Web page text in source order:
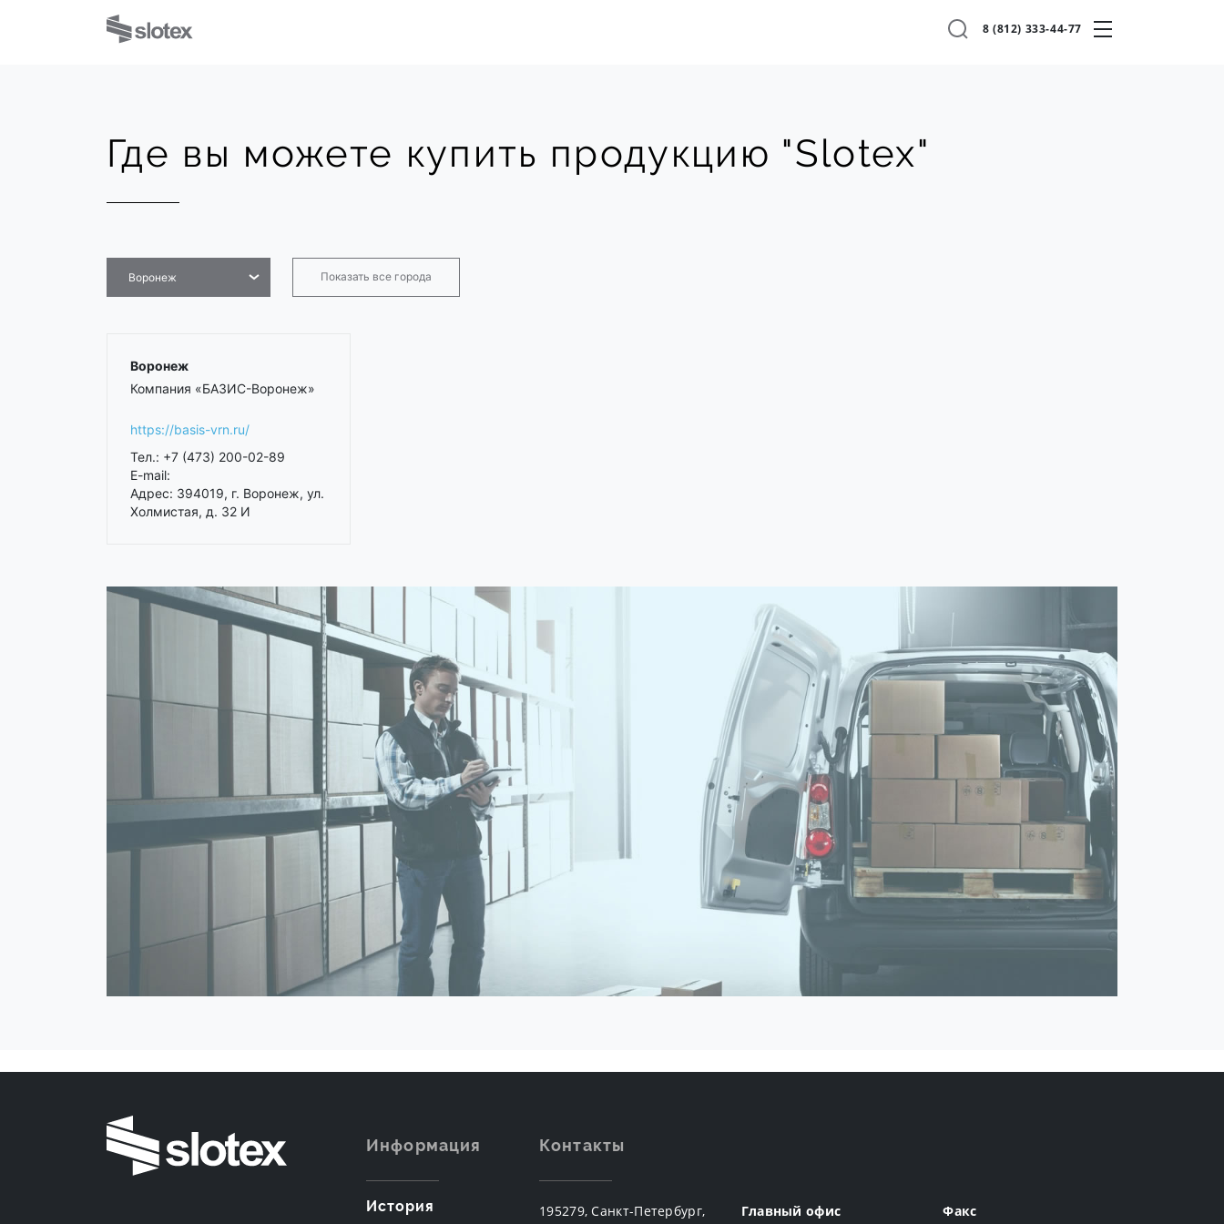
8 (812) 333-44-77
Где вы можете купить продукцию "Slotex"
Воронеж Показать все города
Воронеж
Компания «БАЗИС-Воронеж»
https://basis-vrn.ru/
Тел.: +7 (473) 200-02-89
E-mail:
Адрес: 394019, г. Воронеж, ул.
Холмистая, д. 32 И
Информация
История
Контакты
195279, Санкт-Петербург,
Главный офис
Факс